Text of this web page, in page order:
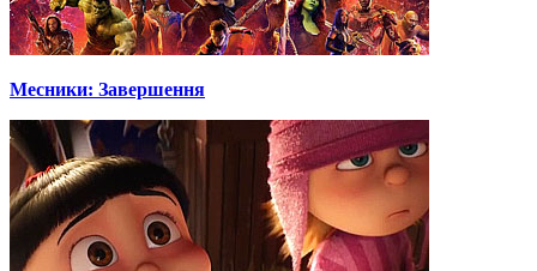
Месники: Завершення